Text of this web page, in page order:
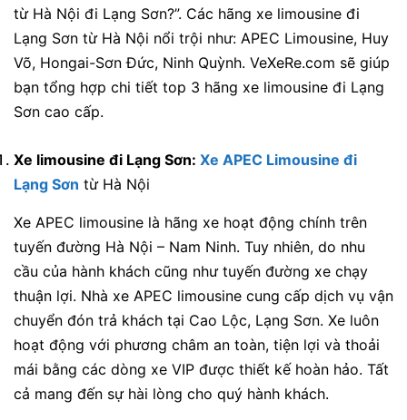
từ Hà Nội đi Lạng Sơn?”. Các hãng xe limousine đi
Lạng Sơn từ Hà Nội nổi trội như: APEC Limousine, Huy
Võ, Hongai-Sơn Đức, Ninh Quỳnh. VeXeRe.com sẽ giúp
bạn tổng hợp chi tiết top 3 hãng xe limousine đi Lạng
Sơn cao cấp.
Xe limousine đi Lạng Sơn: Xe APEC Limousine đi
Lạng Sơn từ Hà Nội
Xe APEC limousine là hãng xe hoạt động chính trên
tuyến đường Hà Nội – Nam Ninh. Tuy nhiên, do nhu
cầu của hành khách cũng như tuyến đường xe chạy
thuận lợi. Nhà xe APEC limousine cung cấp dịch vụ vận
chuyển đón trả khách tại Cao Lộc, Lạng Sơn. Xe luôn
hoạt động với phương châm an toàn, tiện lợi và thoải
mái bằng các dòng xe VIP được thiết kế hoàn hảo. Tất
cả mang đến sự hài lòng cho quý hành khách.